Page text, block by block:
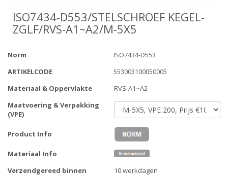
ISO7434-D553/STELSCHROEF KEGEL-
ZGLF/RVS-A1~A2/M-5X5
Norm
ISO7434-D553
ARTIKELCODE
553003100050005
Materiaal & Oppervlakte
RVS-A1~A2
Maatvoering & Verpakking
(VPE)
Product Info
Materiaal Info
Verzendgereed binnen
10 werkdagen